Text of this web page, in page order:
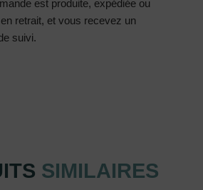
est produite, expédiée ou
retrait, et vous recevez un
suivi.
SIMILAIRES